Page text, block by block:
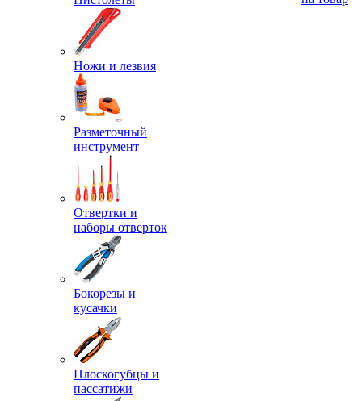
Ножи и лезвия
Разметочный
инструмент
Отвертки и
наборы отверток
Бокорезы и
кусачки
Плоскогубцы и
пассатижи